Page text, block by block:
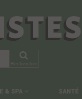
Rechercher
& SPA SANTÉ